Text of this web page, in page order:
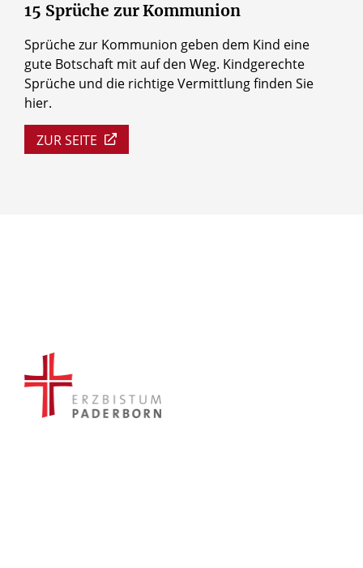
15 Sprüche zurKommunion
Sprüche zur Kommunion geben dem Kind eine
gute Botschaft mit auf den Weg. Kindgerechte
Sprüche und die richtige Vermittlung finden Sie
hier.
ZUR SEITE